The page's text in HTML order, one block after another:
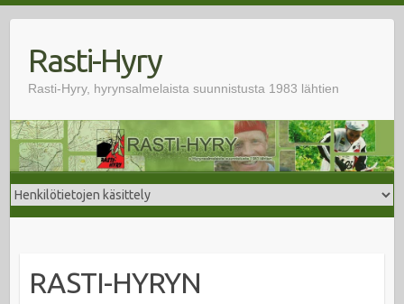
contentRasti-Hyry
Rasti-Hyry, hyrynsalmelaista suunnistusta 1983 lähtien
RASTI-HYRYN